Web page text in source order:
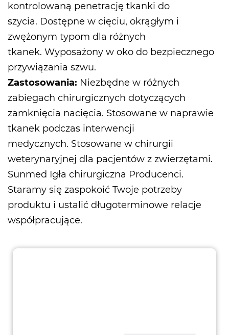
kontrolowaną penetrację tkanki do
szycia. Dostępne w cięciu, okrągłym i
zwężonym typom dla różnych
tkanek. Wyposażony w oko do bezpiecznego
przywiązania szwu.
Zastosowania: Niezbędne w różnych
zabiegach chirurgicznych dotyczących
zamknięcia nacięcia. Stosowane w naprawie
tkanek podczas interwencji
medycznych. Stosowane w chirurgii
weterynaryjnej dla pacjentów z zwierzętami.
Sunmed Igła chirurgiczna Producenci.
Staramy się zaspokoić Twoje potrzeby
produktu i ustalić długoterminowe relacje
współpracujące.